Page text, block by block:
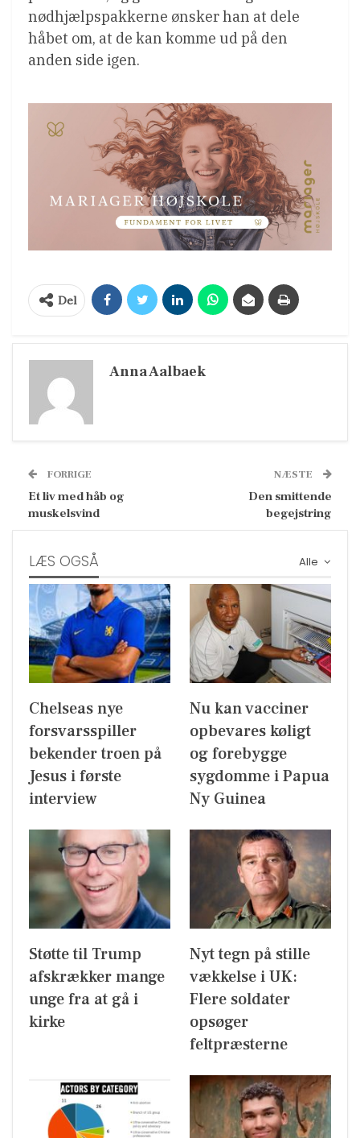
nødhjælpspakkerne ønsker han at dele
håbet om, at de kan komme ud på den
anden side igen.
Del
Anna Aalbaek
FORRIGE
Et liv med håb og
muskelsvind
NÆSTE
Den smittende
begejstring
Alle
LÆS OGSÅ
Chelseas nye
forsvarsspiller
bekender troen på
Jesus i første
interview
Nu kan vacciner
opbevares køligt
og forebygge
sygdomme i Papua
Ny Guinea
Støtte til Trump
afskrækker mange
unge fra at gå i
kirke
Nyt tegn på stille
vækkelse i UK:
Flere soldater
opsøger
feltpræsterne